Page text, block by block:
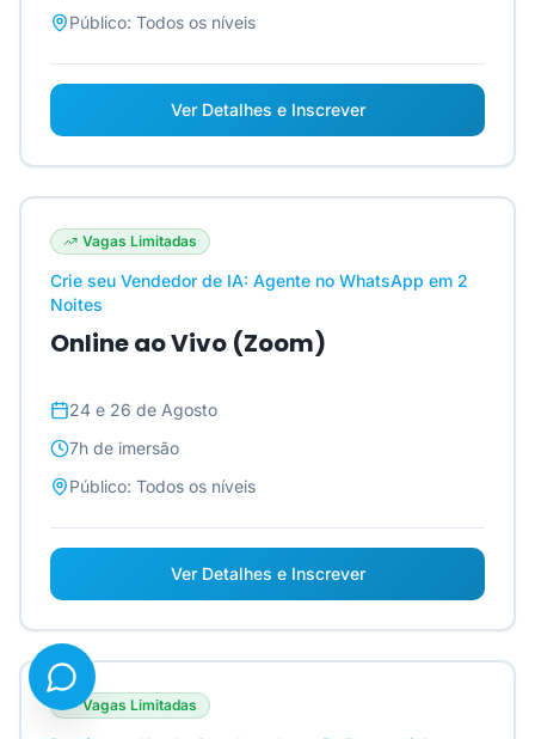
Público: Todos os níveis
Ver Detalhes e Inscrever
Vagas Limitadas
Crie seu Vendedor de IA: Agente no WhatsApp em 2
Noites
Online ao Vivo (Zoom)
24 e 26 de Agosto
7h de imersão
Público: Todos os níveis
Ver Detalhes e Inscrever
Vagas Limitadas